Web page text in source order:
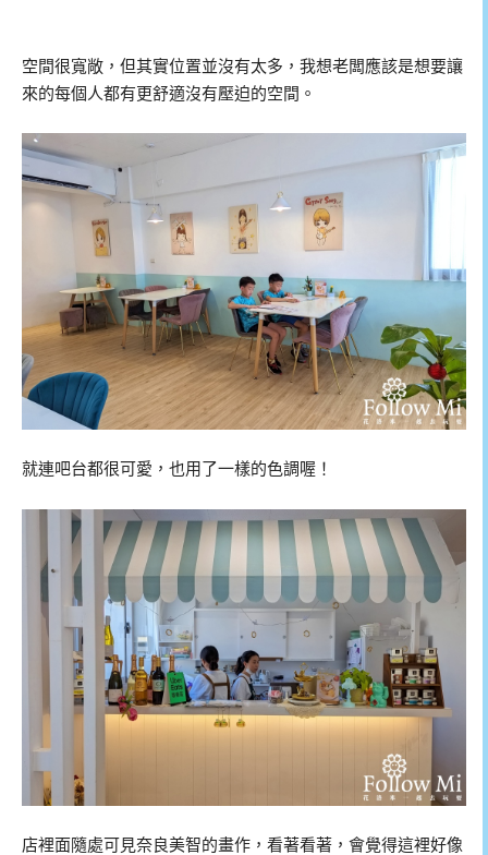
空間很寬敞，但其實位置並沒有太多，我想老闆應該是想要讓
來的每個人都有更舒適沒有壓迫的空間。
就連吧台都很可愛，也用了一樣的色調喔！
店裡面隨處可見奈良美智的畫作，看著看著，會覺得這裡好像